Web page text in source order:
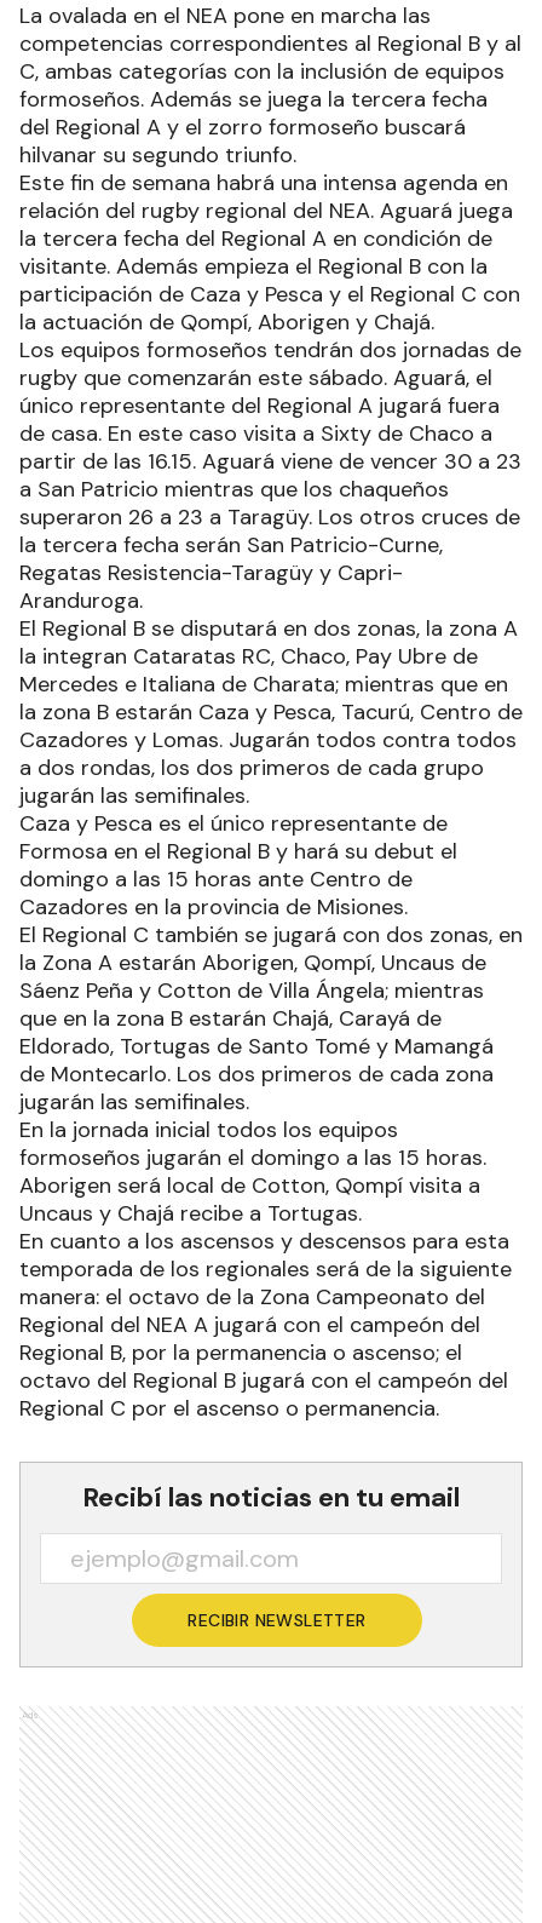
La ovalada en el NEA pone en marcha las
competencias correspondientes al Regional B y al
C, ambas categorías con la inclusión de equipos
formoseños. Además se juega la tercera fecha
del Regional A y el zorro formoseño buscará
hilvanar su segundo triunfo.
Este fin de semana habrá una intensa agenda en
relación del rugby regional del NEA. Aguará juega
la tercera fecha del Regional A en condición de
visitante. Además empieza el Regional B con la
participación de Caza y Pesca y el Regional C con
la actuación de Qompí, Aborigen y Chajá.
Los equipos formoseños tendrán dos jornadas de
rugby que comenzarán este sábado. Aguará, el
único representante del Regional A jugará fuera
de casa. En este caso visita a Sixty de Chaco a
partir de las 16.15. Aguará viene de vencer 30 a 23
a San Patricio mientras que los chaqueños
superaron 26 a 23 a Taragüy. Los otros cruces de
la tercera fecha serán San Patricio-Curne,
Regatas Resistencia-Taragüy y Capri-
Aranduroga.
El Regional B se disputará en dos zonas, la zona A
la integran Cataratas RC, Chaco, Pay Ubre de
Mercedes e Italiana de Charata; mientras que en
la zona B estarán Caza y Pesca, Tacurú, Centro de
Cazadores y Lomas. Jugarán todos contra todos
a dos rondas, los dos primeros de cada grupo
jugarán las semifinales.
Caza y Pesca es el único representante de
Formosa en el Regional B y hará su debut el
domingo a las 15 horas ante Centro de
Cazadores en la provincia de Misiones.
El Regional C también se jugará con dos zonas, en
la Zona A estarán Aborigen, Qompí, Uncaus de
Sáenz Peña y Cotton de Villa Ángela; mientras
que en la zona B estarán Chajá, Carayá de
Eldorado, Tortugas de Santo Tomé y Mamangá
de Montecarlo. Los dos primeros de cada zona
jugarán las semifinales.
En la jornada inicial todos los equipos
formoseños jugarán el domingo a las 15 horas.
Aborigen será local de Cotton, Qompí visita a
Uncaus y Chajá recibe a Tortugas.
En cuanto a los ascensos y descensos para esta
temporada de los regionales será de la siguiente
manera: el octavo de la Zona Campeonato del
Regional del NEA A jugará con el campeón del
Regional B, por la permanencia o ascenso; el
octavo del Regional B jugará con el campeón del
Regional C por el ascenso o permanencia.
Recibí las noticias en tu email
RECIBIR NEWSLETTER
Ads